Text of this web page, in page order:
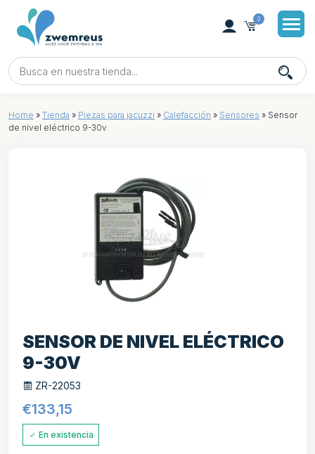
0
Home » Tienda » Piezas para jacuzzi » Calefacción » Sensores » Sensor
de nivel eléctrico 9-30v
SENSOR DE NIVEL ELÉCTRICO
9-30V
ZR-22053
€133,15
En existencia